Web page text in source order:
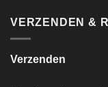
VERZENDEN &
Verzenden